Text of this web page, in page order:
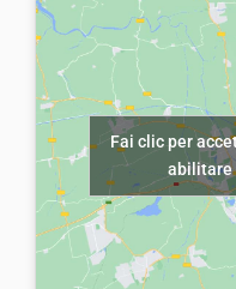
Fai clic per
abilitare